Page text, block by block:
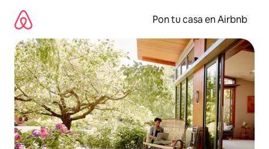
contenido
Pon tu casa en Airbnb